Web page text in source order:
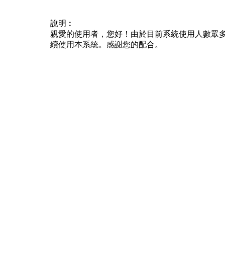
說明︰
親愛的使用者，您好！由於目前系統使用人數眾
續使用本系統。感謝您的配合。